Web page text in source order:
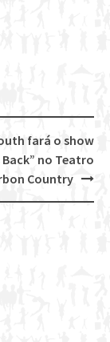
fará o show
Back” no Teatro
Country